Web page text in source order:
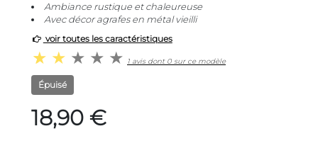
Ambiance rustique et chaleureuse
Avec décor agrafes en métal vieilli
voir toutes les caractéristiques
1 avis dont 0 sur ce modèle
Épuisé
18,90 €